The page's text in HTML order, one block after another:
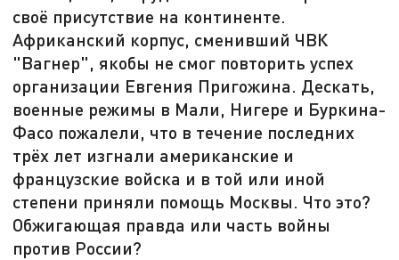
своё присутствие на континенте.
Африканский корпус, сменивший ЧВК
"Вагнер", якобы не смог повторить успех
организации Евгения Пригожина. Дескать,
военные режимы в Мали, Нигере и Буркина-
Фасо пожалели, что в течение последних
трёх лет изгнали американские и
французские войска и в той или иной
степени приняли помощь Москвы. Что это?
Обжигающая правда или часть войны
против России?